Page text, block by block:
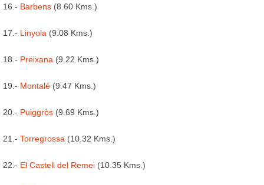
16.- Barbens (8.60 Kms.)
17.- Linyola (9.08 Kms.)
18.- Preixana (9.22 Kms.)
19.- Montalé (9.47 Kms.)
20.- Puiggròs (9.69 Kms.)
21.- Torregrossa (10.32 Kms.)
22.- El Castell del Remei (10.35 Kms.)